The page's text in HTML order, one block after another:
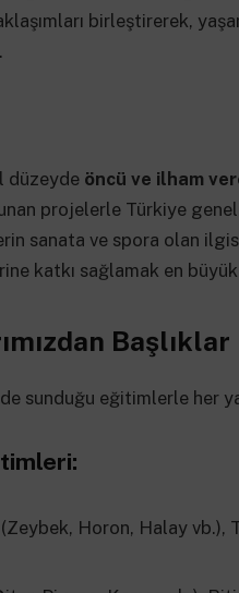
birleştirerek,
düzeyde öncü ve ilham
projelerle Türkiye
sanata ve spora olan
katkı sağlamak en
Başlıklar
sunduğu eğitimlerle her
(Zeybek, Horon, Halay